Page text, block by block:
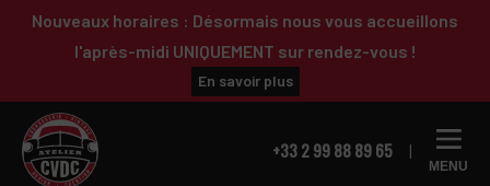
Passer
principale
PasserNouveaux horaires : Désormais nous vous accueillons
l'après-midi UNIQUEMENT sur rendez-vous !
En savoir plus
MENU
+33 2 99 88 89 65